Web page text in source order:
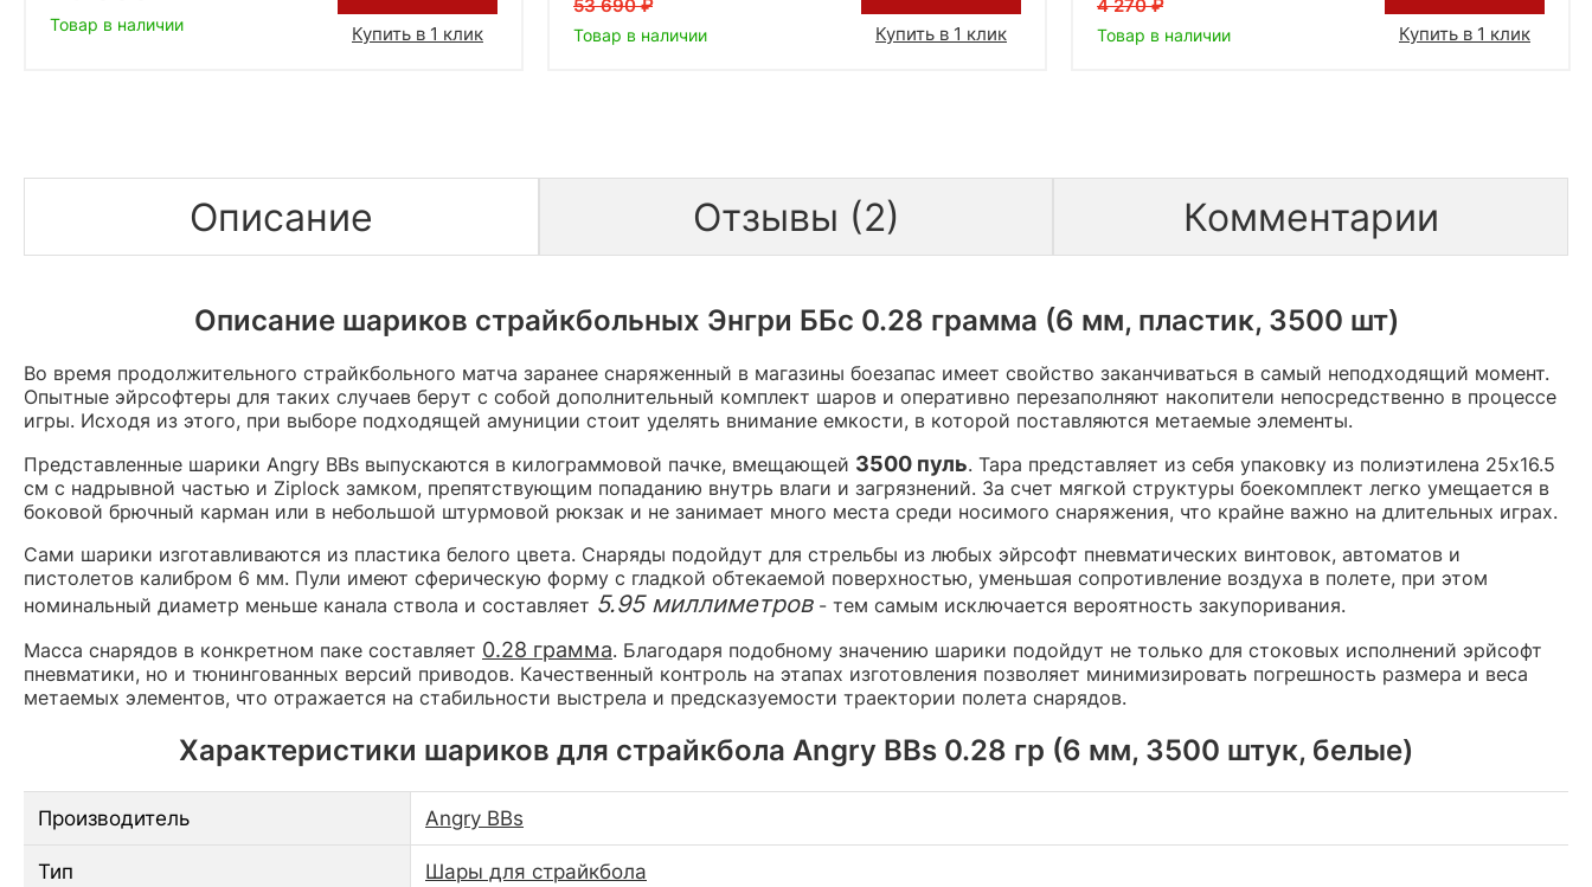
Товар в наличии Купить в 1 клик
53 690
Товар в наличии Купить в 1 клик
4 270
Товар в наличии Купить в 1 клик
Описание Отзывы (2) Комментарии
Описание шариков страйкбольных Энгри ББс 0.28 грамма (6 мм, пластик, 3500 шт)
Во время продолжительного страйкбольного матча заранее снаряженный в магазины боезапас имеет свойство заканчиваться в самый неподходящий момент.
Опытные эйрсофтеры для таких случаев берут с собой дополнительный комплект шаров и оперативно перезаполняют накопители непосредственно в процессе
игры. Исходя из этого, при выборе подходящей амуниции стоит уделять внимание емкости, в которой поставляются метаемые элементы.
Представленные шарики Angry BBs выпускаются в килограммовой пачке, вмещающей 3500 пуль. Тара представляет из себя упаковку из полиэтилена 25х16.5
см с надрывной частью и Ziplock замком, препятствующим попаданию внутрь влаги и загрязнений. За счет мягкой структуры боекомплект легко умещается в
боковой брючный карман или в небольшой штурмовой рюкзак и не занимает много места среди носимого снаряжения, что крайне важно на длительных играх.
Сами шарики изготавливаются из пластика белого цвета. Снаряды подойдут для стрельбы из любых эйрсофт пневматических винтовок, автоматов и
пистолетов калибром 6 мм. Пули имеют сферическую форму с гладкой обтекаемой поверхностью, уменьшая сопротивление воздуха в полете, при этом
номинальный диаметр меньше канала ствола и составляет 5.95 миллиметров- тем самым исключается вероятность закупоривания.
Масса снарядов в конкретном паке составляет 0.28 грамма. Благодаря подобному значению шарики подойдут не только для стоковых исполнений эрйсофт
пневматики, но и тюнингованных версий приводов. Качественный контроль на этапах изготовления позволяет минимизировать погрешность размера и веса
метаемых элементов, что отражается на стабильности выстрела и предсказуемости траектории полета снарядов.
Характеристики шариков для страйкбола Angry BBs 0.28 гр (6 мм, 3500 штук, белые)
Производитель Angry BBs
Тип Шары для страйкбола